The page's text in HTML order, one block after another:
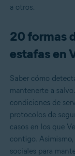
a otros.
20 formas
estafas en
Saber cómo
mantenerte a
condiciones de
protocolos de
casos en los que
contigo. Asimismo,
sociales para